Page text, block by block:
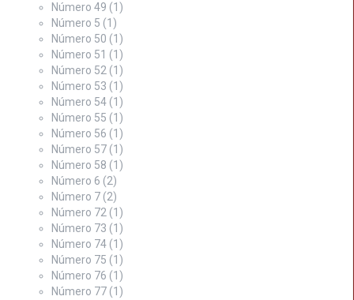
Número 49 (1)
Número 5 (1)
Número 50 (1)
Número 51 (1)
Número 52 (1)
Número 53 (1)
Número 54 (1)
Número 55 (1)
Número 56 (1)
Número 57 (1)
Número 58 (1)
Número 6 (2)
Número 7 (2)
Número 72 (1)
Número 73 (1)
Número 74 (1)
Número 75 (1)
Número 76 (1)
Número 77 (1)